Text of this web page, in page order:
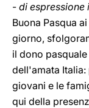
- di espressione
Buona Pasqua
giorno,
il dono
dell'amata Italia:
giovani e le
qui della